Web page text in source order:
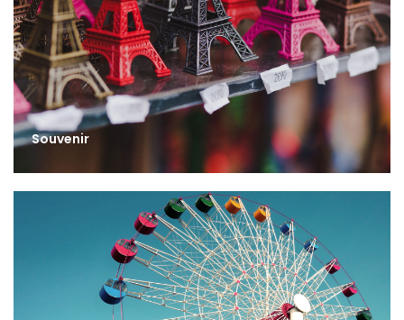
Souvenir